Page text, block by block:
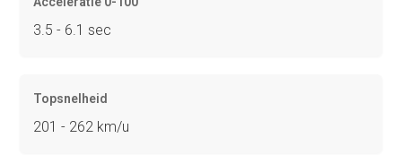
3.5 - 6.1 sec
Topsnelheid
201 - 262 km/u